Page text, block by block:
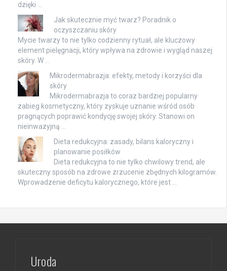
dzięki …
Jak skutecznie myć twarz? Poradnik o
oczyszczaniu skóry
Mycie twarzy to nie tylko codzienny rytuał, ale kluczowy
element pielęgnacji, który wpływa na zdrowie i wygląd naszej
skóry. W …
Mikrodermabrazja: efekty, metody i korzyści dla
skóry
Mikrodermabrazja to coraz bardziej popularny
zabieg kosmetyczny, który zyskuje uznanie wśród osób
pragnących poprawić kondycję swojej skóry. Stanowi on
nieinwazyjną …
Dieta redukcyjna: zasady, bilans kaloryczny i
planowanie posiłków
Dieta redukcyjna to nie tylko chwilowy trend, ale
skuteczny sposób na zdrowe zrzucenie zbędnych kilogramów.
Wprowadzenie deficytu kalorycznego, które jest …
Uroda